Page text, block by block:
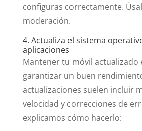
configuras correctamente.
moderación.
4. Actualiza el sistema
aplicaciones
Mantener tu móvil actualizado
garantizar un buen
actualizaciones suelen incluir
velocidad y correcciones de
explicamos cómo hacerlo: